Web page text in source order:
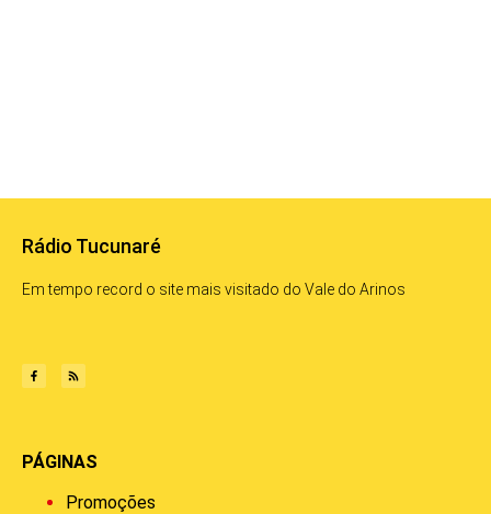
Rádio Tucunaré
Em tempo record o site mais visitado do Vale do Arinos
PÁGINAS
Promoções